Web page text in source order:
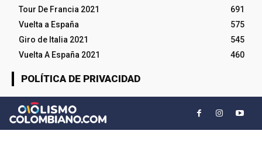
Tour De Francia 2021
691
Vuelta a España
575
Giro de Italia 2021
545
Vuelta A España 2021
460
POLÍTICA DE PRIVACIDAD